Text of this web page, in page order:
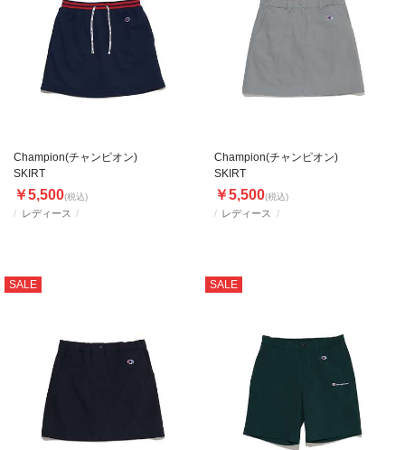
レディース
Champion(チャンピオン)
SKIRT
￥5,500(税込)
レディース
Champion(チャンピオン)
SKIRT
￥5,500(税込)
SALE SALE